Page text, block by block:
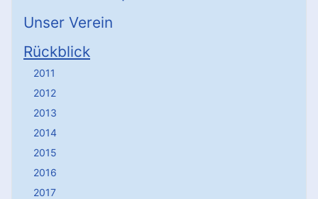
Unser Verein
Rückblick
2011
2012
2013
2014
2015
2016
2017